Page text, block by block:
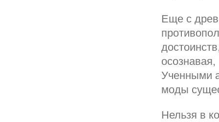
Еще с
Ученными
моды
Нельзя в